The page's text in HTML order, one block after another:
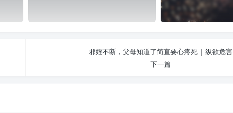
邪婬不断，父母知道了简直要心疼死 | 纵欲危害
下一篇